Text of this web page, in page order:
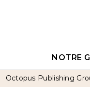
NOTRE
Octopus Publishing